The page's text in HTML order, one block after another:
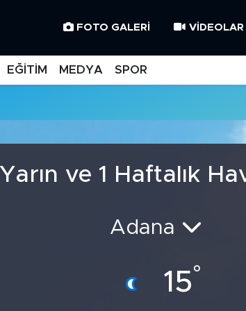
FOTO GALERI VIDEOLAR
EĞİTİM MEDYA SPOR
ve 1 Haftalık
Adana
15°